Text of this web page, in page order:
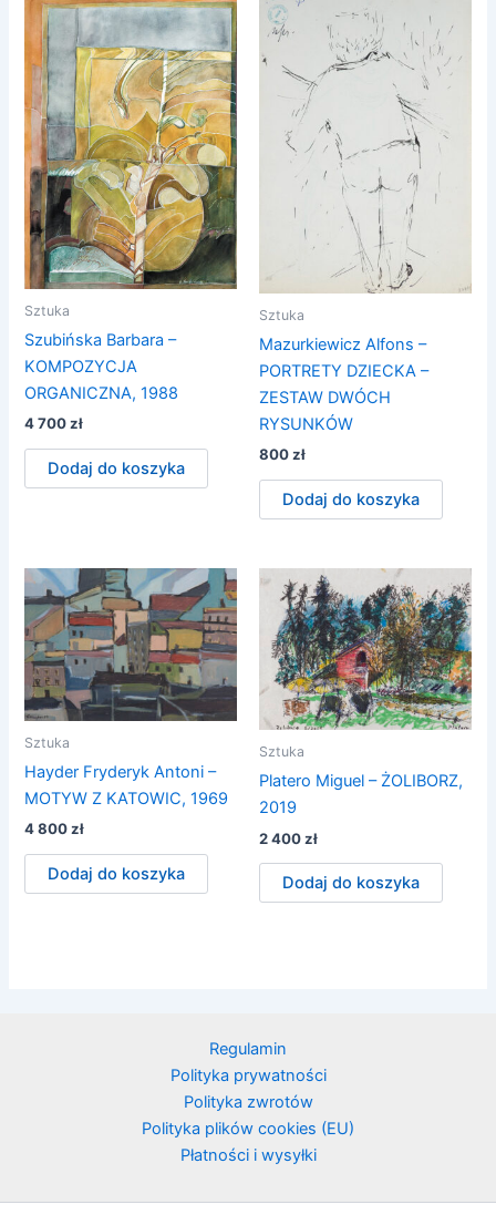
Sztuka
Szubińska Barbara –
KOMPOZYCJA
ORGANICZNA, 1988
4 700zł
Dodaj do koszyka
Sztuka
Mazurkiewicz Alfons –
PORTRETY DZIECKA –
ZESTAW DWÓCH
RYSUNKÓW
800zł
Dodaj do koszyka
Sztuka
Hayder Fryderyk Antoni –
MOTYW Z KATOWIC, 1969
4 800zł
Dodaj do koszyka
Sztuka
Platero Miguel – ŻOLIBORZ,
2019
2 400zł
Dodaj do koszyka
Regulamin
Polityka prywatności
Polityka zwrotów
Polityka plików cookies (EU)
Płatności i wysyłki